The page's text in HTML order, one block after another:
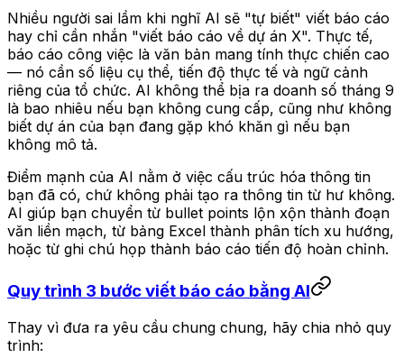
Nhiều người sai lầm khi nghĩ AI sẽ "tự biết" viết báo cáo
hay chỉ cần nhắn "viết báo cáo về dự án X". Thực tế,
báo cáo công việc là văn bản mang tính thực chiến cao
— nó cần số liệu cụ thể, tiến độ thực tế và ngữ cảnh
riêng của tổ chức. AI không thể bịa ra doanh số tháng 9
là bao nhiêu nếu bạn không cung cấp, cũng như không
biết dự án của bạn đang gặp khó khăn gì nếu bạn
không mô tả.
Điểm mạnh của AI nằm ở việc cấu trúc hóa thông tin
bạn đã có, chứ không phải tạo ra thông tin từ hư không.
AI giúp bạn chuyển từ bullet points lộn xộn thành đoạn
văn liền mạch, từ bảng Excel thành phân tích xu hướng,
hoặc từ ghi chú họp thành báo cáo tiến độ hoàn chỉnh.
Quy trình 3 bước viết báo cáo bằng AI
Thay vì đưa ra yêu cầu chung chung, hãy chia nhỏ quy
trình: